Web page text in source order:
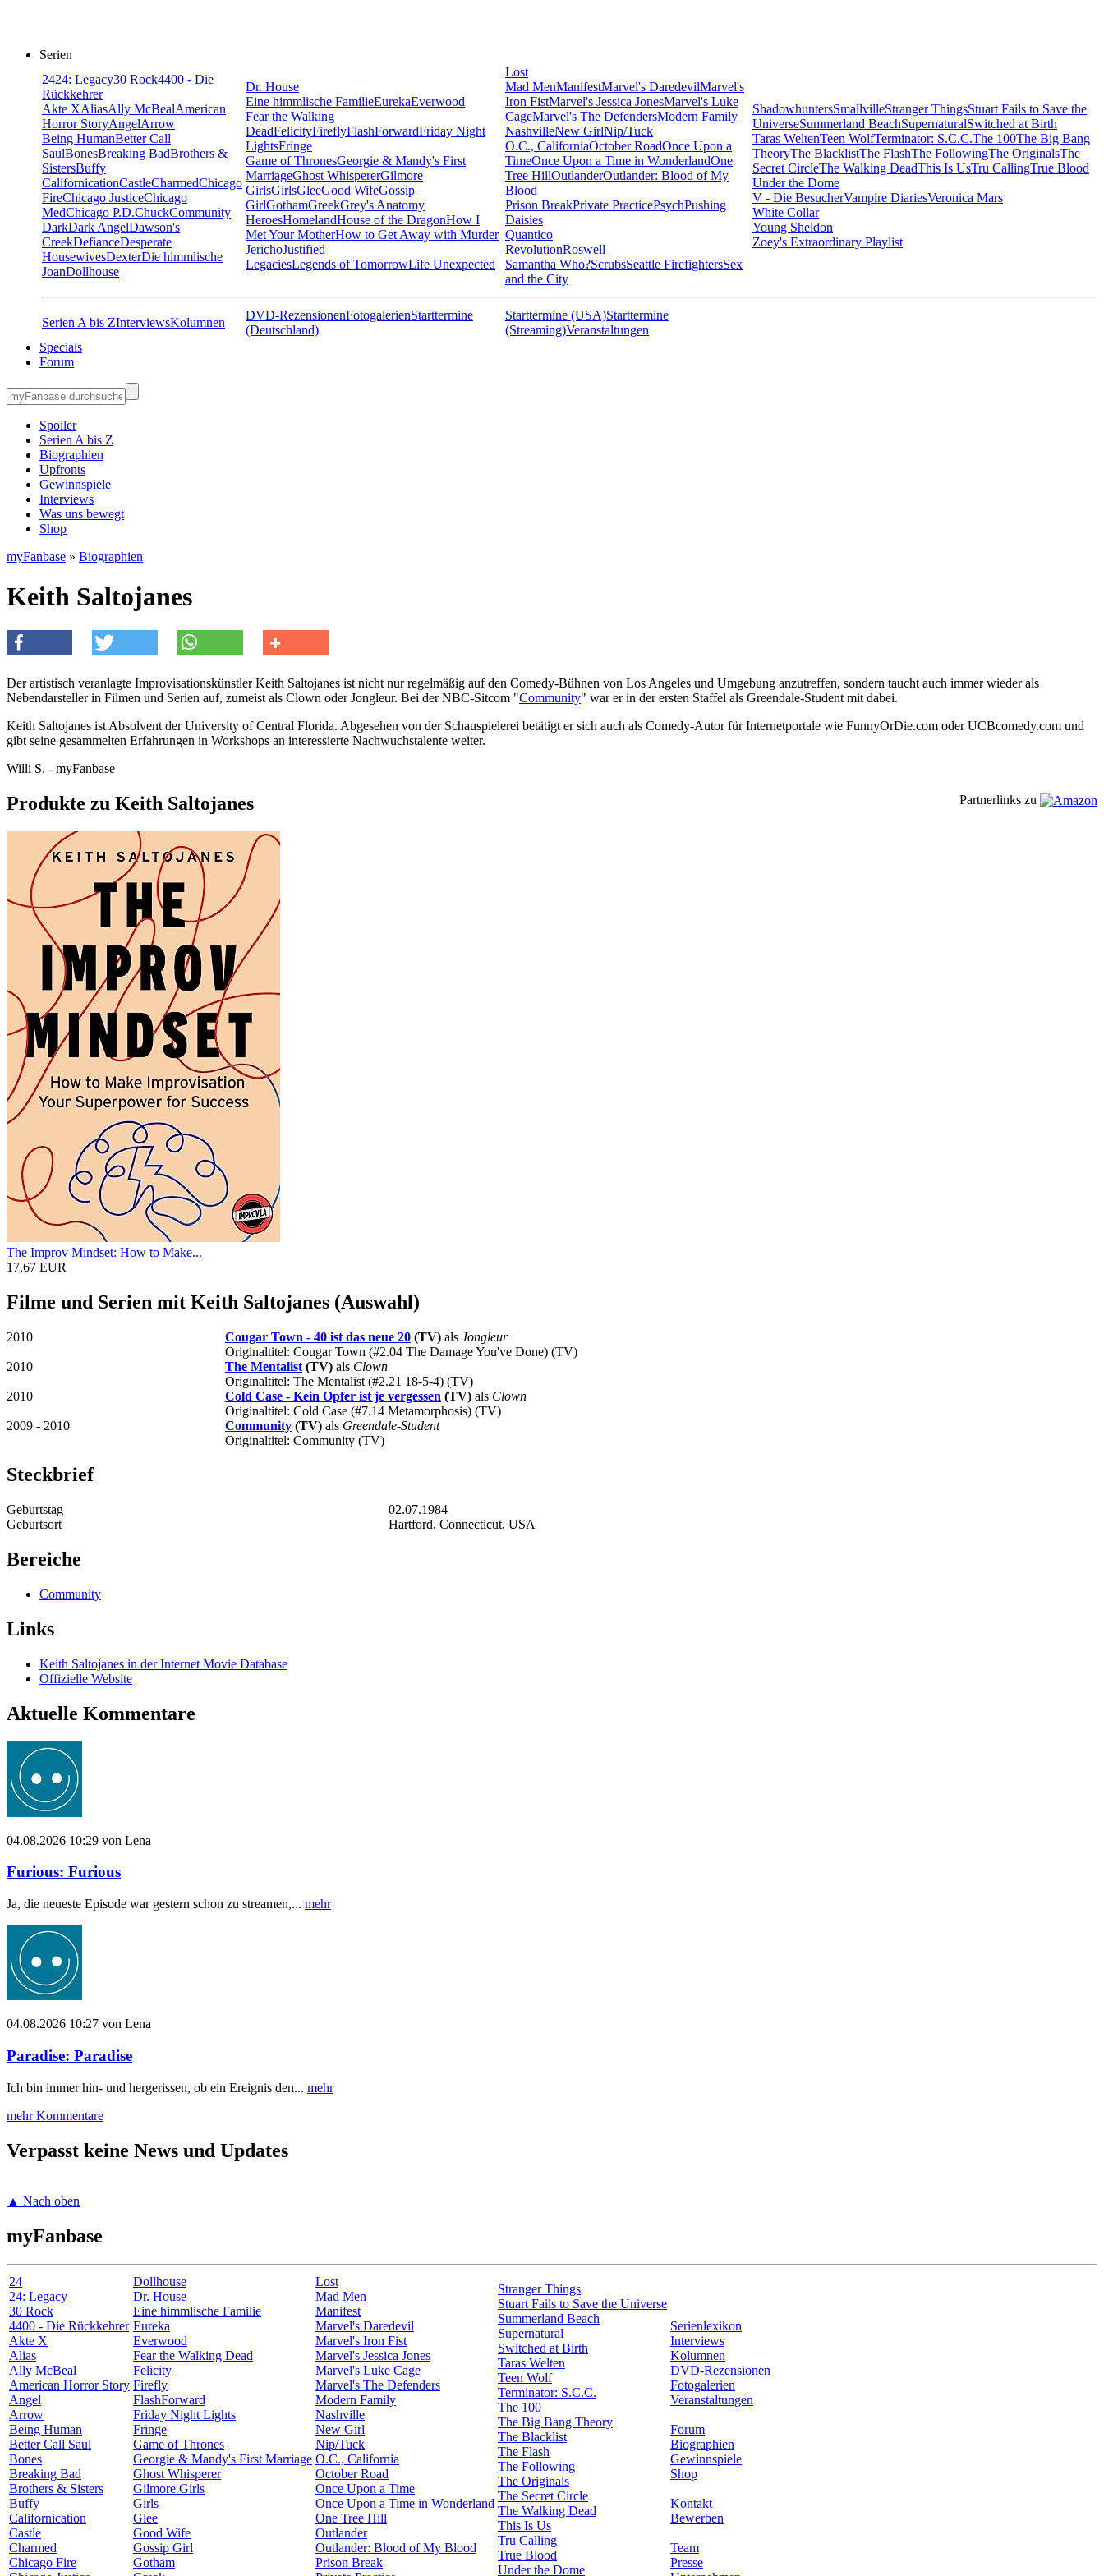
Serien
2424: Legacy30 Rock4400 - Die
Rückkehrer
Akte XAliasAlly McBealAmerican
Horror StoryAngelArrow
Being HumanBetter Call
SaulBonesBreaking BadBrothers &
SistersBuffy
CalifornicationCastleCharmedChicago
FireChicago JusticeChicago
MedChicago P.D.ChuckCommunity
DarkDark AngelDawson's
CreekDefianceDesperate
HousewivesDexterDie himmlische
JoanDollhouse
Dr. House
Eine himmlische FamilieEurekaEverwood
Fear the Walking
DeadFelicityFireflyFlashForwardFriday Night
LightsFringe
Game of ThronesGeorgie & Mandy's First
MarriageGhost WhispererGilmore
GirlsGirlsGleeGood WifeGossip
GirlGothamGreekGrey's Anatomy
HeroesHomelandHouse of the DragonHow I
Met Your MotherHow to Get Away with Murder
JerichoJustified
LegaciesLegends of TomorrowLife Unexpected
Lost
Mad MenManifestMarvel's DaredevilMarvel's
Iron FistMarvel's Jessica JonesMarvel's Luke
CageMarvel's The DefendersModern Family
NashvilleNew GirlNip/Tuck
O.C., CaliforniaOctober RoadOnce Upon a
TimeOnce Upon a Time in WonderlandOne
Tree HillOutlanderOutlander: Blood of My
Blood
Prison BreakPrivate PracticePsychPushing
Daisies
Quantico
RevolutionRoswell
Samantha Who?ScrubsSeattle FirefightersSex
and the City
ShadowhuntersSmallvilleStranger ThingsStuart Fails to Save the
UniverseSummerland BeachSupernaturalSwitched at Birth
Taras WeltenTeen WolfTerminator: S.C.C.The 100The Big Bang
TheoryThe BlacklistThe FlashThe FollowingThe OriginalsThe
Secret CircleThe Walking DeadThis Is UsTru CallingTrue Blood
Under the Dome
V - Die BesucherVampire DiariesVeronica Mars
White Collar
Young Sheldon
Zoey's Extraordinary Playlist
Serien A bis ZInterviewsKolumnen
DVD-RezensionenFotogalerienStarttermine
(Deutschland)
Starttermine (USA)Starttermine
(Streaming)Veranstaltungen
Specials
Forum
Spoiler
Serien A bis Z
Biographien
Upfronts
Gewinnspiele
Interviews
Was uns bewegt
Shop
myFanbase » Biographien
Keith Saltojanes
Der artistisch veranlagte Improvisationskünstler Keith Saltojanes ist nicht nur regelmäßig auf den Comedy-Bühnen von Los Angeles und Umgebung anzutreffen, sondern taucht auch immer wieder als
Nebendarsteller in Filmen und Serien auf, zumeist als Clown oder Jongleur. Bei der NBC-Sitcom "Community" war er in der ersten Staffel als Greendale-Student mit dabei.
Keith Saltojanes ist Absolvent der University of Central Florida. Abgesehen von der Schauspielerei betätigt er sich auch als Comedy-Autor für Internetportale wie FunnyOrDie.com oder UCBcomedy.com und
gibt seine gesammelten Erfahrungen in Workshops an interessierte Nachwuchstalente weiter.
Willi S. - myFanbase
Partnerlinks zu
Produkte zu Keith Saltojanes
The Improv Mindset: How to Make...
17,67 EUR
Filme und Serien mit Keith Saltojanes (Auswahl)
2010 Cougar Town - 40 ist das neue 20 (TV) als Jongleur
Originaltitel: Cougar Town (#2.04 The Damage You've Done) (TV)
2010
The Mentalist (TV) als Clown
Originaltitel: The Mentalist (#2.21 18-5-4) (TV)
2010
Cold Case - Kein Opfer ist je vergessen (TV) als Clown
Originaltitel: Cold Case (#7.14 Metamorphosis) (TV)
2009 - 2010
Community (TV) als Greendale-Student
Originaltitel: Community (TV)
Steckbrief
Geburtstag
02.07.1984
Geburtsort
Hartford, Connecticut, USA
Bereiche
Community
Links
Keith Saltojanes in der Internet Movie Database
Offizielle Website
Aktuelle Kommentare
04.08.2026 10:29 von Lena
Furious: Furious
Ja, die neueste Episode war gestern schon zu streamen,... mehr
04.08.2026 10:27 von Lena
Paradise: Paradise
Ich bin immer hin- und hergerissen, ob ein Ereignis den... mehr
mehr Kommentare
Verpasst keine News und Updates
▲ Nach oben
myFanbase
24
24: Legacy
30 Rock
4400 - Die Rückkehrer
Akte X
Alias
Ally McBeal
American Horror Story
Angel
Arrow
Being Human
Better Call Saul
Bones
Breaking Bad
Brothers & Sisters
Buffy
Californication
Castle
Charmed
Chicago Fire
Dollhouse
Dr. House
Eine himmlische Familie
Eureka
Everwood
Fear the Walking Dead
Felicity
Firefly
FlashForward
Friday Night Lights
Fringe
Game of Thrones
Georgie & Mandy's First Marriage
Ghost Whisperer
Gilmore Girls
Girls
Glee
Good Wife
Gossip Girl
Gotham
Lost
Mad Men
Manifest
Marvel's Daredevil
Marvel's Iron Fist
Marvel's Jessica Jones
Marvel's Luke Cage
Marvel's The Defenders
Modern Family
Nashville
New Girl
Nip/Tuck
O.C., California
October Road
Once Upon a Time
Once Upon a Time in Wonderland
One Tree Hill
Outlander
Outlander: Blood of My Blood
Prison Break
Stranger Things
Stuart Fails to Save the Universe
Summerland Beach
Supernatural
Switched at Birth
Taras Welten
Teen Wolf
Terminator: S.C.C.
The 100
The Big Bang Theory
The Blacklist
The Flash
The Following
The Originals
The Secret Circle
The Walking Dead
This Is Us
Tru Calling
True Blood
Under the Dome
Serienlexikon
Interviews
Kolumnen
DVD-Rezensionen
Fotogalerien
Veranstaltungen
Forum
Biographien
Gewinnspiele
Shop
Kontakt
Bewerben
Team
Presse